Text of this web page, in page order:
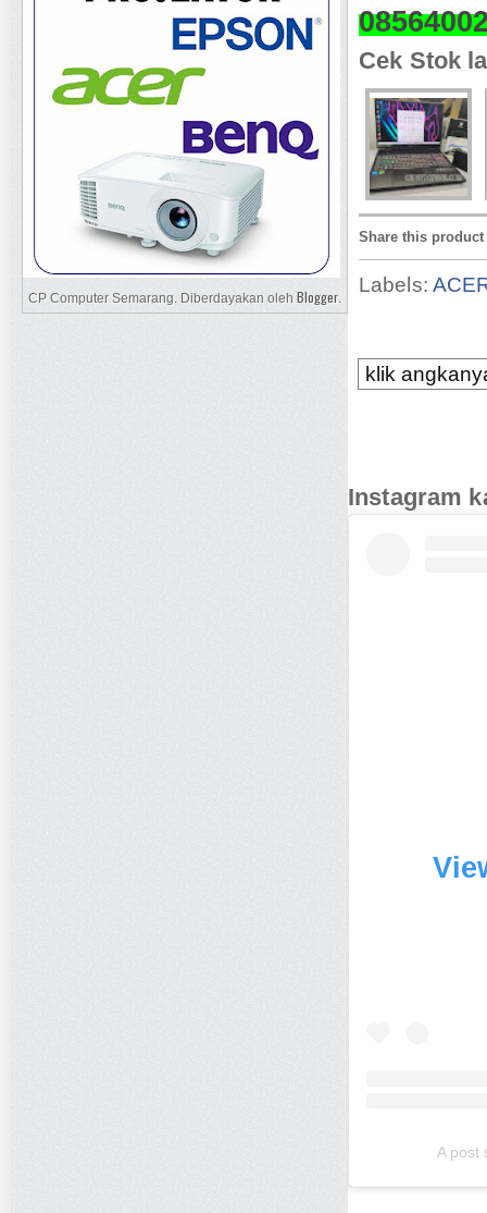
Cek Stok
Share this product
Labels:
klik
Instagram
A post
CP Computer Semarang. Diberdayakan oleh Blogger.